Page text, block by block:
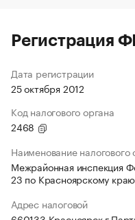
Регистрация
Дата регистрации
25 октября 2012
Код налогового органа
2468
Наименование налогового
Межрайонная инспекция
23 по Красноярскому краю
Адрес налоговой